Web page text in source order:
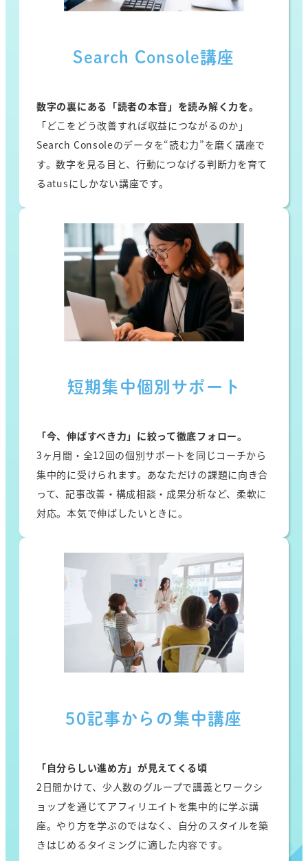
Search Console講座
数字の裏にある「読者の本音」を読み解く力を。
「どこをどう改善すれば収益につながるのか」
Search Consoleのデータを“読む力”を磨く講座で
す。数字を見る目と、行動につなげる判断力を育て
るatusにしかない講座です。
短期集中個別サポート
「今、伸ばすべき力」に絞って徹底フォロー。
3ヶ月間・全12回の個別サポートを同じコーチから
集中的に受けられます。あなただけの課題に向き合
って、記事改善・構成相談・成果分析など、柔軟に
対応。本気で伸ばしたいときに。
50記事からの集中講座
「自分らしい進め方」が見えてくる頃
2日間かけて、少人数のグループで講義とワークシ
ョップを通じてアフィリエイトを集中的に学ぶ講
座。やり方を学ぶのではなく、自分のスタイルを築
きはじめるタイミングに適した内容です。